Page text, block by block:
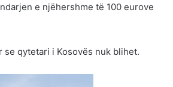
e njëhershme të 100 eurove
se qytetari i Kosovës nuk blihet.